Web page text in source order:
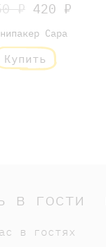
₽ 420 ₽
Сара
Купить
в гости
в гостях